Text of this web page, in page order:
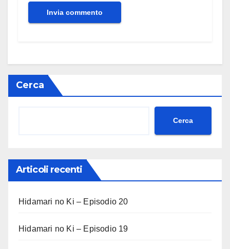
Cerca
Cerca
Articoli recenti
Hidamari no Ki – Episodio 20
Hidamari no Ki – Episodio 19